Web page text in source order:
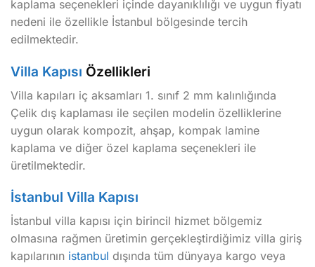
kaplama seçenekleri içinde dayanıklılığı ve uygun fiyatı
nedeni ile özellikle İstanbul bölgesinde tercih
edilmektedir.
Villa Kapısı Özellikleri
Villa kapıları iç aksamları 1. sınıf 2 mm kalınlığında
Çelik dış kaplaması ile seçilen modelin özelliklerine
uygun olarak kompozit, ahşap, kompak lamine
kaplama ve diğer özel kaplama seçenekleri ile
üretilmektedir.
İstanbul Villa Kapısı
İstanbul villa kapısı için birincil hizmet bölgemiz
olmasına rağmen üretimin gerçekleştirdiğimiz villa giriş
kapılarının istanbul dışında tüm dünyaya kargo veya